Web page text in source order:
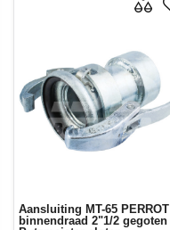
Aansluiting MT-65 PERROT
binnendraad 2"1/2 gegoten